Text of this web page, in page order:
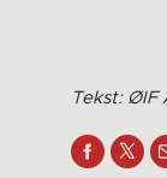
Tekst: ØIF